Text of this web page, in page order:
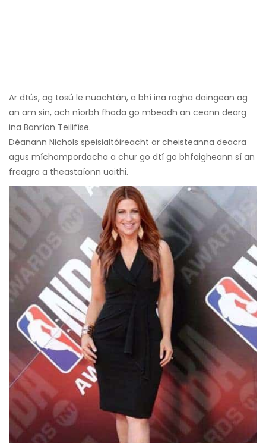
Ar dtús, ag tosú le nuachtán, a bhí ina rogha daingean ag
an am sin, ach níorbh fhada go mbeadh an ceann dearg
ina Banríon Teilifíse.
Déanann Nichols speisialtóireacht ar cheisteanna deacra
agus míchompordacha a chur go dtí go bhfaigheann sí an
freagra a theastaíonn uaithi.